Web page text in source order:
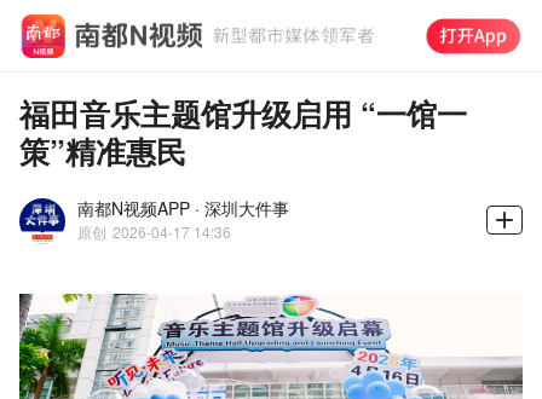
福田音乐主题馆升级启用 “一馆一
策”精准惠民
南都N视频APP · 深圳大件事
原创 2026-04-17 14:36